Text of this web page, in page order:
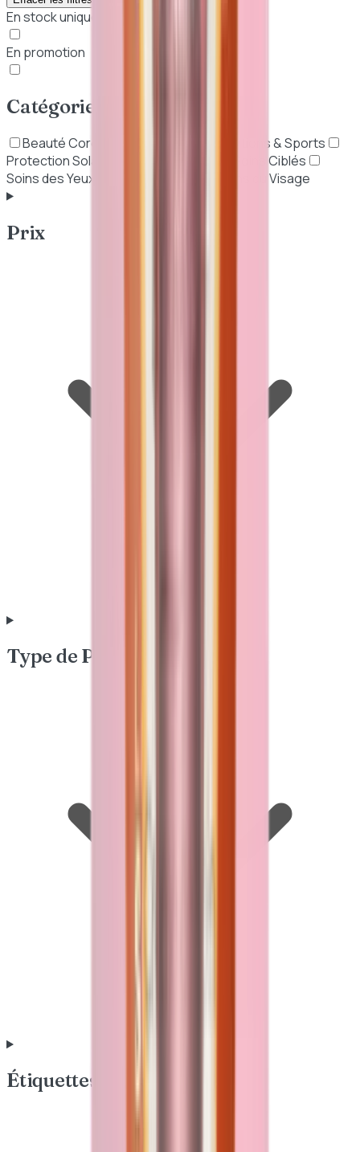
En stock uniquement
En promotion
Catégories
Beauté Coréenne (K-Beauty)
Nutritions & Sports
Protection Solaire
Soins Ciblés
Soins des Yeux
Soins du Visage
Prix
Type de Peau & Besoin
Étiquettes